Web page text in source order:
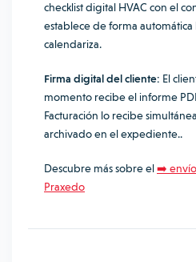
checklist digital HVAC con el
establece de forma automática
calendariza.
Firma digital del cliente: El
momento recibe el informe
Facturación lo recibe
archivado en el expediente..
Descubre más sobre el➡️
Praxedo